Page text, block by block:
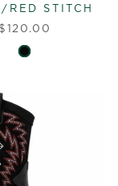
RED STITCH
$120.00